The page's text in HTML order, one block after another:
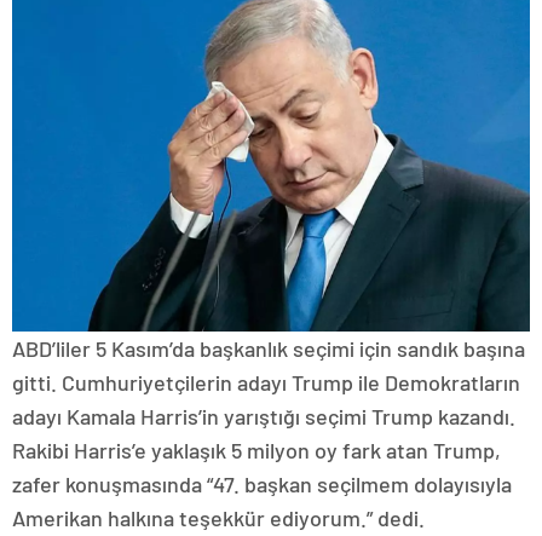
ABD’liler 5 Kasım’da başkanlık seçimi için sandık başına
gitti. Cumhuriyetçilerin adayı Trump ile Demokratların
adayı Kamala Harris’in yarıştığı seçimi Trump kazandı.
Rakibi Harris’e yaklaşık 5 milyon oy fark atan Trump,
zafer konuşmasında “47. başkan seçilmem dolayısıyla
Amerikan halkına teşekkür ediyorum.” dedi.